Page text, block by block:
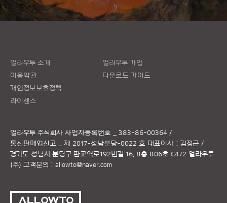
얼라우투 소개
이용약관
개인정보보호정책
라이센스
얼라우투 가입
다운로드 가이드
얼라우투 주식회사 사업자등록번호 _ 383-86-00364 /
통신판매업신고 _ 제 2017-성남분당-0022 호 대표이사 : 김정근 /
경기도 성남시 분당구 판교역로192번길 16, 8층 806호 C472 얼라우투
(주) 고객문의 : allowto@naver.com